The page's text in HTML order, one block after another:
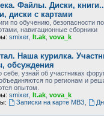
Файлы. Диски,
диски с картами
по обучению, безопасности
навигационные сборники
smixer lt.ak vova_k
Наша курилка.
обсуждения
себе, узнай об участниках
по регионам и
опытом.
smixer lt.ak vova_k
Записки на карте МВЗ